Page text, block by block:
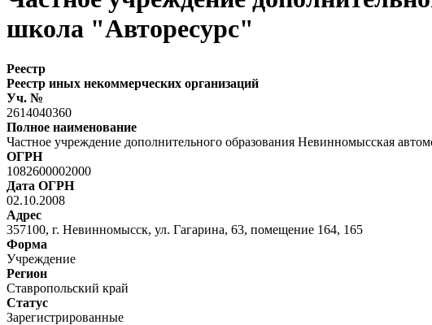
школа "Авторесурс"
Реестр
Реестр иных некоммерческих организаций
Уч. №
2614040360
Полное наименование
Частное учреждение дополнительного образования Невинномысская
ОГРН
1082600002000
Дата ОГРН
02.10.2008
Адрес
357100, г. Невинномысск, ул. Гагарина, 63, помещение 164, 165
Форма
Учреждение
Регион
Ставропольский край
Статус
Зарегистрированные